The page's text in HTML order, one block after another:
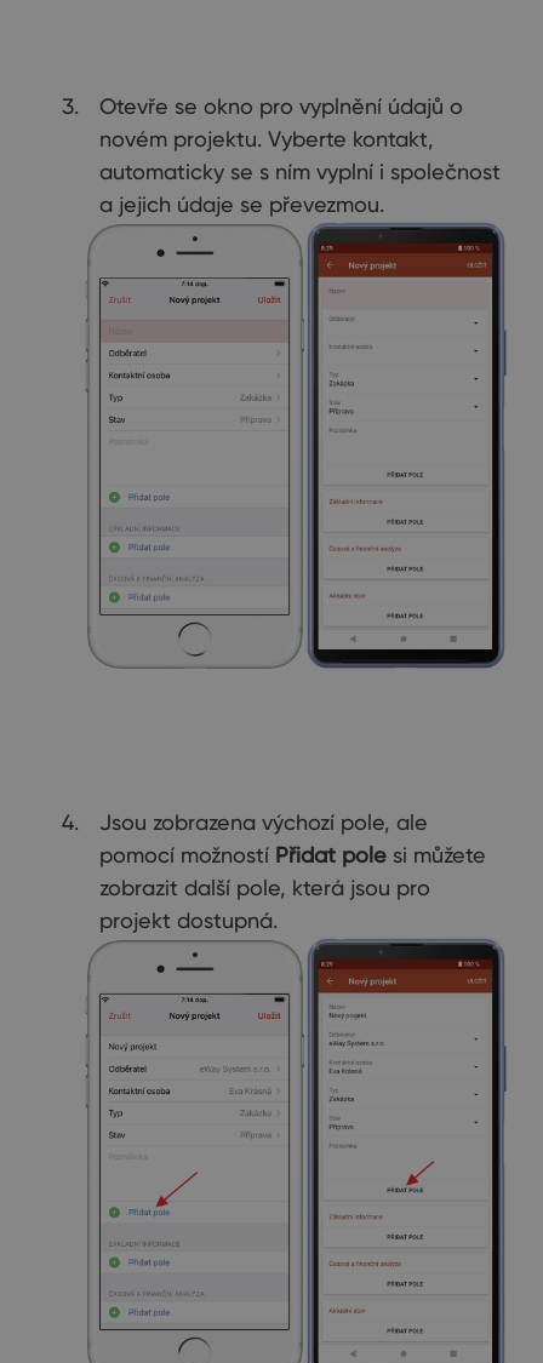
Otevře se okno pro vyplnění údajů o
novém projektu. Vyberte kontakt,
automaticky se s ním vyplní i společnost
a jejich údaje se převezmou.
Jsou zobrazena výchozí pole, ale
pomocí možností Přidat pole si můžete
zobrazit další pole, která jsou pro
projekt dostupná.